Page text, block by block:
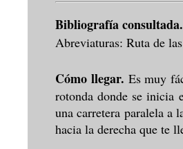
Bibliografía consultada.
Abreviaturas: Ruta de
Cómo llegar. Es muy
rotonda donde se inicia
una carretera paralela a
hacia la derecha que te